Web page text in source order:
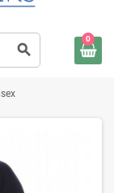
search
0